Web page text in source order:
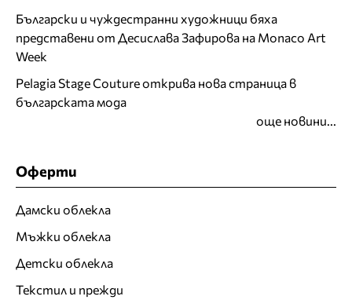
Български и чуждестранни художници бяха
представени от Десислава Зафирова на Monaco Art
Week
Pelagia Stage Couture открива нова страница в
българската мода
още новини...
Оферти
Дамски облекла
Мъжки облекла
Детски облекла
Текстил и прежди